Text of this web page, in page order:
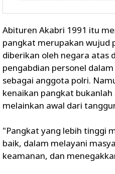
Abituren Akabri 1991 itu
pangkat merupakan wujud
diberikan oleh negara atas
pengabdian personel
sebagai anggota polri.
kenaikan pangkat
melainkan awal dari
"Pangkat yang lebih tinggi
baik, dalam melayani
keamanan, dan